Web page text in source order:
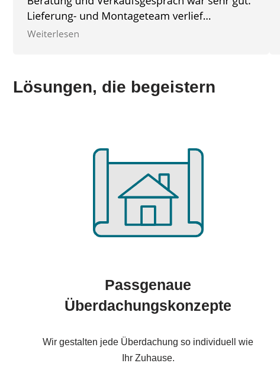
Lösungen, die begeistern
Passgenaue
Überdachungskonzepte
Wir gestalten jede Überdachung so individuell wie
Ihr Zuhause.